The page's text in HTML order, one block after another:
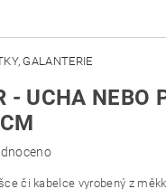
GALANTERIE
KOMPONENTY
- UCHA NEBO
či kabelce vyrobený z